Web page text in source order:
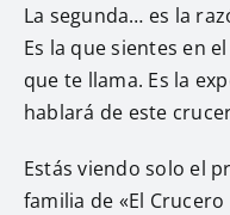
La segunda… es la
Es la que sientes en
que te llama. Es la
hablará de este
Estás viendo solo el
familia de «El